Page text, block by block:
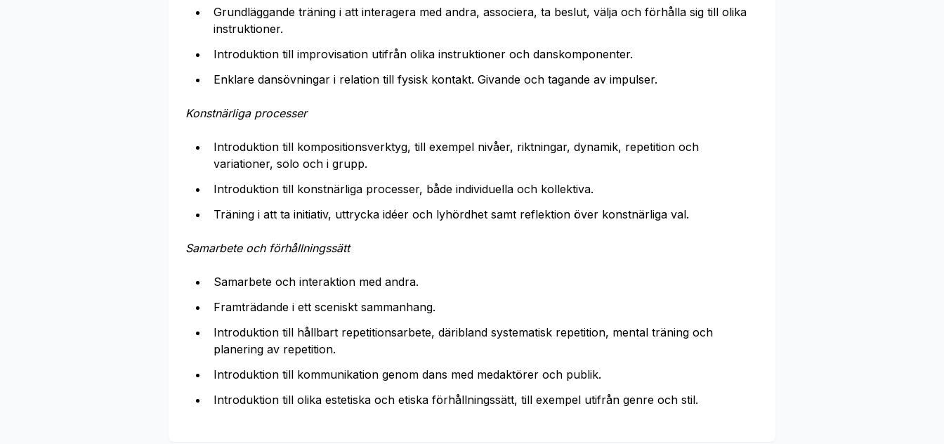
Grundläggande träning i att interagera med andra, associera, ta beslut, välja och förhålla sig till olika
instruktioner.
Introduktion till improvisation utifrån olika instruktioner och danskomponenter.
Enklare dansövningar i relation till fysisk kontakt. Givande och tagande av impulser.
Konstnärliga processer
Introduktion till kompositionsverktyg, till exempel nivåer, riktningar, dynamik, repetition och
variationer, solo och i grupp.
Introduktion till konstnärliga processer, både individuella och kollektiva.
Träning i att ta initiativ, uttrycka idéer och lyhördhet samt reflektion över konstnärliga val.
Samarbete och förhållningssätt
Samarbete och interaktion med andra.
Framträdande i ett sceniskt sammanhang.
Introduktion till hållbart repetitionsarbete, däribland systematisk repetition, mental träning och
planering av repetition.
Introduktion till kommunikation genom dans med medaktörer och publik.
Introduktion till olika estetiska och etiska förhållningssätt, till exempel utifrån genre och stil.